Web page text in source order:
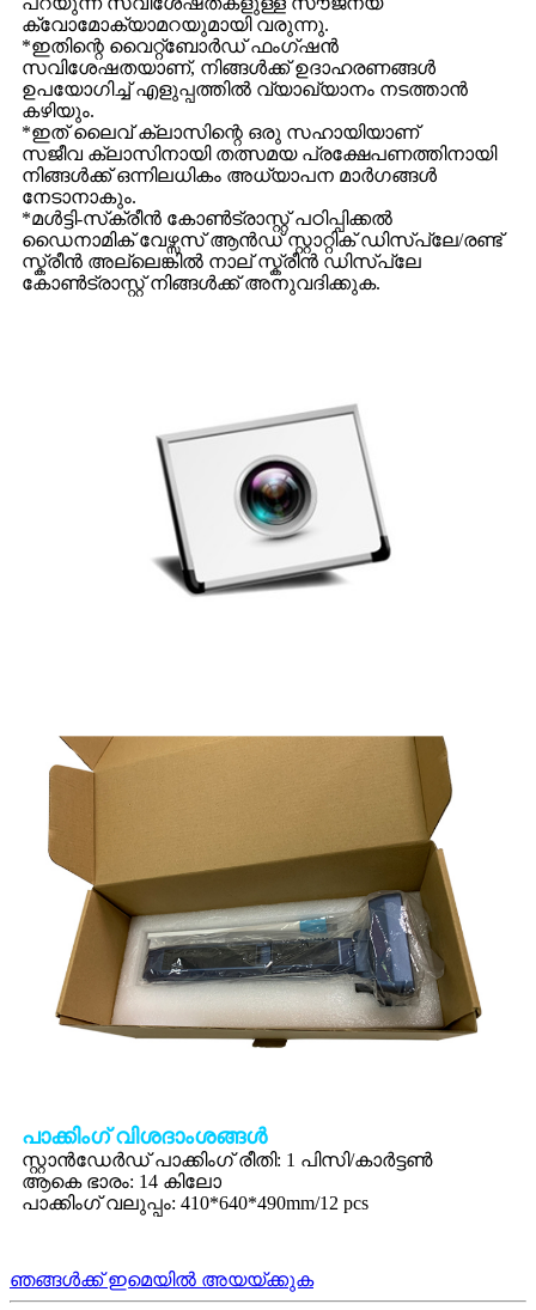
ക്വോമോക്യാമറയുമായി വരുന്നു.
*ഇതിന്റെ വൈറ്റ്ബോർഡ് ഫംഗ്ഷൻ
സവിശേഷതയാണ്, നിങ്ങൾക്ക് ഉദാഹരണങ്ങൾ
ഉപയോഗിച്ച് എളുപ്പത്തിൽ വ്യാഖ്യാനം നടത്താൻ
കഴിയും.
*ഇത് ലൈവ് ക്ലാസിന്റെ ഒരു സഹായിയാണ്
സജീവ ക്ലാസിനായി തത്സമയ പ്രക്ഷേപണത്തിനായി
നിങ്ങൾക്ക് ഒന്നിലധികം അധ്യാപന മാർഗങ്ങൾ
നേടാനാകും.
*മൾട്ടി-സ്‌ക്രീൻ കോൺട്രാസ്റ്റ് പഠിപ്പിക്കൽ
ഡൈനാമിക് വേഴ്സസ് ആൻഡ് സ്റ്റാറ്റിക് ഡിസ്പ്ലേ/രണ്ട്
സ്ക്രീൻ അല്ലെങ്കിൽ നാല് സ്ക്രീൻ ഡിസ്പ്ലേ
കോൺട്രാസ്റ്റ് നിങ്ങൾക്ക് അനുവദിക്കുക.
പാക്കിംഗ് വിശദാംശങ്ങൾ
സ്റ്റാൻഡേർഡ് പാക്കിംഗ് രീതി: 1 പിസി/കാർട്ടൺ
ആകെ ഭാരം: 14 കിലോ
പാക്കിംഗ് വലുപ്പം: 410*640*490mm/12 pcs
ഞങ്ങൾക്ക് ഇമെയിൽ അയയ്ക്കുക